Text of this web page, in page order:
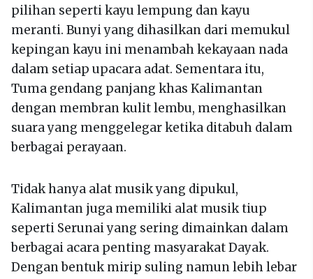
pilihan seperti kayu lempung dan kayu
meranti. Bunyi yang dihasilkan dari memukul
kepingan kayu ini menambah kekayaan nada
dalam setiap upacara adat. Sementara itu,
Tuma gendang panjang khas Kalimantan
dengan membran kulit lembu, menghasilkan
suara yang menggelegar ketika ditabuh dalam
berbagai perayaan.
Tidak hanya alat musik yang dipukul,
Kalimantan juga memiliki alat musik tiup
seperti Serunai yang sering dimainkan dalam
berbagai acara penting masyarakat Dayak.
Dengan bentuk mirip suling namun lebih lebar